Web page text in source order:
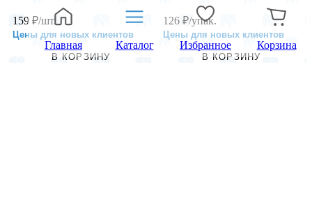
159 ₽/шт.
Цены для новых клиентов
В КОРЗИНУ
126 ₽/упак.
Цены для новых клиентов
В КОРЗИНУ
Главная Каталог Избранное Корзина